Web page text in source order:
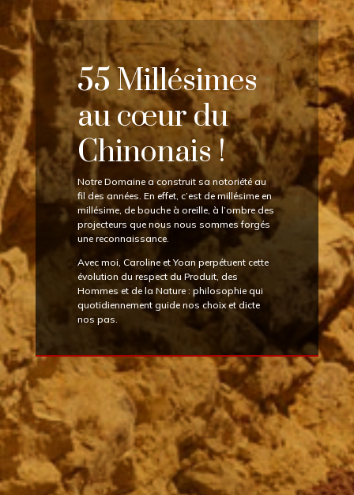
55 Millésimes
au cœur du
Chinonais !
Notre Domaine a construit sa notoriété au
fil des années. En effet, c’est de millésime en
millésime, de bouche à oreille, à l’ombre des
projecteurs que nous nous sommes forgés
une reconnaissance.
Avec moi, Caroline et Yoan perpétuent cette
évolution du respect du Produit, des
Hommes et de la Nature : philosophie qui
quotidiennement guide nos choix et dicte
nos pas.